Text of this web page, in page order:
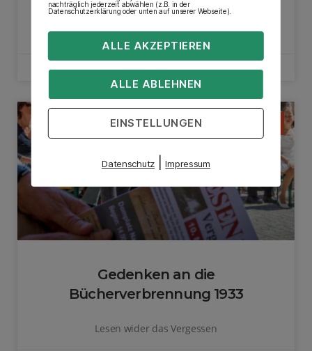
Das Gespenst von Canterville 👻
18. Juni 2025
Gedenken an die
Bücherverbrennung 1933
Lesen wider das Vergessen
nachträglich jederzeit abwählen (z.B. in der
Datenschutzerklärung oder unten auf unserer Webseite).
ALLE AKZEPTIEREN
ALLE ABLEHNEN
EINSTELLUNGEN
Datenschutz |Impressum